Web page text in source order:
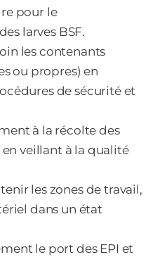
pour le
larves BSF.
les contenants
ou propres) en
de sécurité et
à la récolte des
en veillant à la qualité
les zones de travail,
dans un état
le port des EPI et